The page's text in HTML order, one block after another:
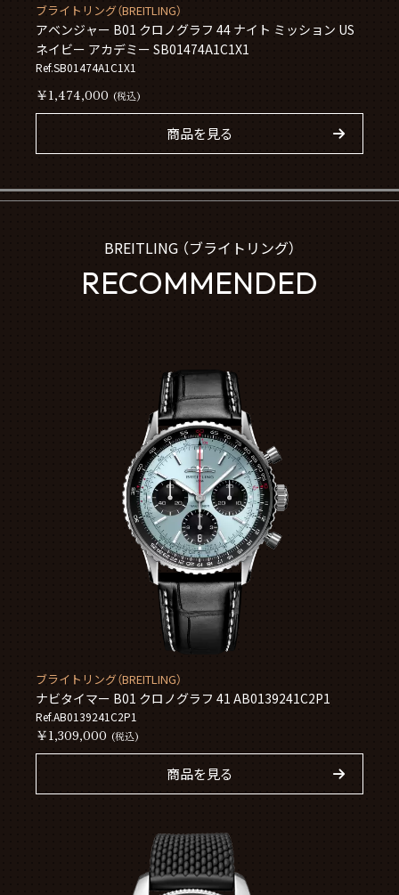
ブライトリング（BREITLING）
アベンジャー B01 クロノグラフ 44 ナイト ミッション US
ネイビー アカデミー SB01474A1C1X1
Ref.SB01474A1C1X1
￥1,474,000 (税込)
商品を見る
BREITLING （ブライトリング）
RECOMMENDED
ブライトリング（BREITLING）
ナビタイマー B01 クロノグラフ 41 AB0139241C2P1
Ref.AB0139241C2P1
￥1,309,000 (税込)
商品を見る